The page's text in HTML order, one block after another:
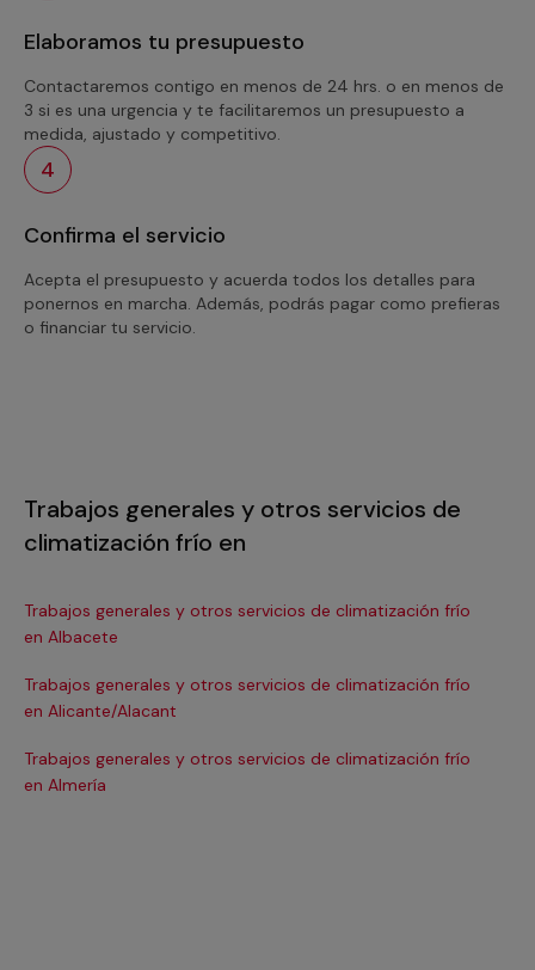
Elaboramos tu presupuesto
Contactaremos contigo en menos de 24 hrs. o en menos de
3 si es una urgencia y te facilitaremos un presupuesto a
medida, ajustado y competitivo.
4
Confirma el servicio
Acepta el presupuesto y acuerda todos los detalles para
ponernos en marcha. Además, podrás pagar como prefieras
o financiar tu servicio.
Trabajos generales y otros servicios de
climatización frío en
Trabajos generales y otros servicios de climatización frío
en Albacete
Trabajos generales y otros servicios de climatización frío
en Alicante/Alacant
Trabajos generales y otros servicios de climatización frío
en Almería